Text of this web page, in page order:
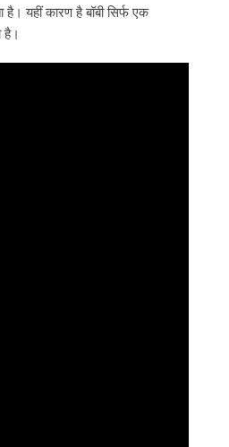
है। यहीं कारण है बॉबी सिर्फ एक
है।